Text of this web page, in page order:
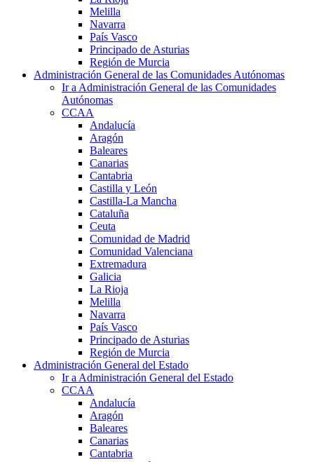
Melilla
Navarra
País Vasco
Principado de Asturias
Región de Murcia
Administración General de las Comunidades Autónomas
Ir a Administración General de las Comunidades
Autónomas
CCAA
Andalucía
Aragón
Baleares
Canarias
Cantabria
Castilla y León
Castilla-La Mancha
Cataluña
Ceuta
Comunidad de Madrid
Comunidad Valenciana
Extremadura
Galicia
La Rioja
Melilla
Navarra
País Vasco
Principado de Asturias
Región de Murcia
Administración General del Estado
Ir a Administración General del Estado
CCAA
Andalucía
Aragón
Baleares
Canarias
Cantabria